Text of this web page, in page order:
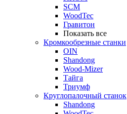
SCM
WoodTec
Гравитон
Показать все
Кромкообрезные станки
OIN
Shandong
Wood-Mizer
Тайга
Триумф
Круглопалочный станок
Shandong